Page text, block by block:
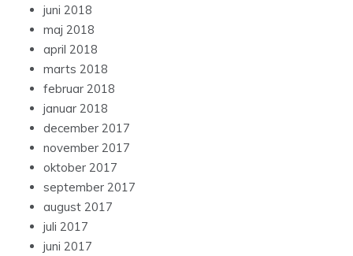
juni 2018
maj 2018
april 2018
marts 2018
februar 2018
januar 2018
december 2017
november 2017
oktober 2017
september 2017
august 2017
juli 2017
juni 2017